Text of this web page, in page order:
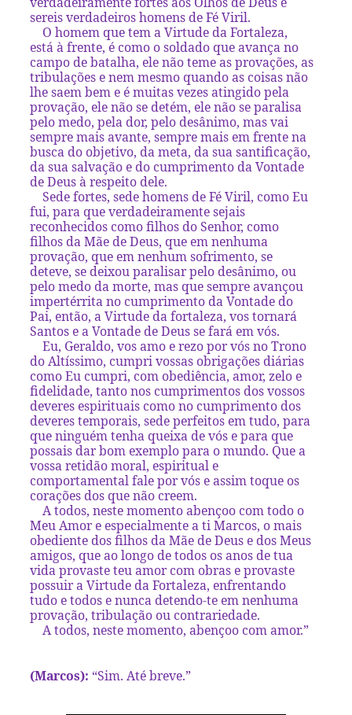
sereis verdadeiros homens de Fé Viril.
O homem que tem a Virtude da Fortaleza,
está à frente, é como o soldado que avança no
campo de batalha, ele não teme as provações, as
tribulações e nem mesmo quando as coisas não
lhe saem bem e é muitas vezes atingido pela
provação, ele não se detém, ele não se paralisa
pelo medo, pela dor, pelo desânimo, mas vai
sempre mais avante, sempre mais em frente na
busca do objetivo, da meta, da sua santificação,
da sua salvação e do cumprimento da Vontade
de Deus à respeito dele.
Sede fortes, sede homens de Fé Viril, como Eu
fui, para que verdadeiramente sejais
reconhecidos como filhos do Senhor, como
filhos da Mãe de Deus, que em nenhuma
provação, que em nenhum sofrimento, se
deteve, se deixou paralisar pelo desânimo, ou
pelo medo da morte, mas que sempre avançou
impertérrita no cumprimento da Vontade do
Pai, então, a Virtude da fortaleza, vos tornará
Santos e a Vontade de Deus se fará em vós.
Eu, Geraldo, vos amo e rezo por vós no Trono
do Altíssimo, cumpri vossas obrigações diárias
como Eu cumpri, com obediência, amor, zelo e
fidelidade, tanto nos cumprimentos dos vossos
deveres espirituais como no cumprimento dos
deveres temporais, sede perfeitos em tudo, para
que ninguém tenha queixa de vós e para que
possais dar bom exemplo para o mundo. Que a
vossa retidão moral, espiritual e
comportamental fale por vós e assim toque os
corações dos que não creem.
A todos, neste momento abençoo com todo o
Meu Amor e especialmente a ti Marcos, o mais
obediente dos filhos da Mãe de Deus e dos Meus
amigos, que ao longo de todos os anos de tua
vida provaste teu amor com obras e provaste
possuir a Virtude da Fortaleza, enfrentando
tudo e todos e nunca detendo-te em nenhuma
provação, tribulação ou contrariedade.
A todos, neste momento, abençoo com amor.”
(Marcos): “Sim. Até breve.”